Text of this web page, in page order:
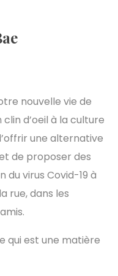
nouvelle vie de
d’oeil à la culture
une alternative
de proposer des
virus Covid-19 à
rue, dans les
qui est une matière